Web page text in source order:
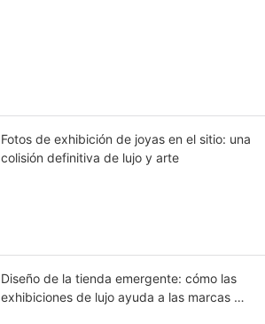
Fotos de exhibición de joyas en el sitio: una
colisión definitiva de lujo y arte
Diseño de la tienda emergente: cómo las
exhibiciones de lujo ayuda a las marcas de